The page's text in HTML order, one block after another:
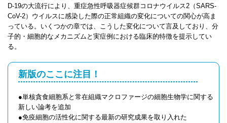
D-19の大流行により、重症急性呼吸器症候群コロナウイルス2（SARS-
CoV-2）ウイルスに感染した際の正常組織の変化についての関心が高ま
っている。いくつかの章では、こうした変化について言及しており、分
子的・細胞的なメカニズムと実症例における臨床的特徴を提示してい
る。
新版のここに注目！
●単核貪食細胞系と常在組織マクロファージの細胞生物学に関する
新しい論考を追加
●免疫細胞の活性化に関する最新の研究成果を取り入れた